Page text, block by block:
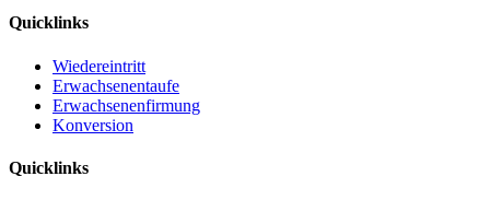
Quicklinks
Wiedereintritt
Erwachsenentaufe
Erwachsenenfirmung
Konversion
Quicklinks